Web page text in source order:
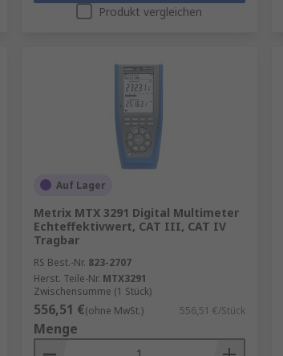
Produkt vergleichen
Auf Lager
Metrix MTX 3291 Digital Multimeter
Echteffektivwert, CAT III, CAT IV
Tragbar
RS Best.-Nr. 823-2707
Herst. Teile-Nr. MTX3291
Zwischensumme (1 Stück)
556,51 €(ohne MwSt.) 556,51 €/Stück
Menge